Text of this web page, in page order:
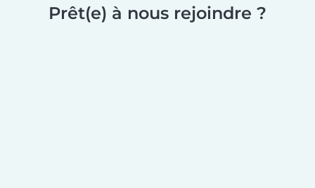
Prêt(e) à nous rejoindre ?